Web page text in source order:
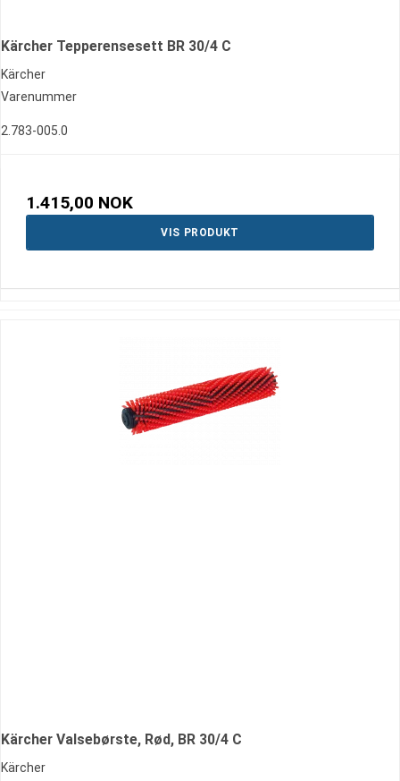
Kärcher Tepperensesett BR 30/4 C
Kärcher
Varenummer
2.783-005.0
1.415,00 NOK
VIS PRODUKT
Kärcher Valsebørste, Rød, BR 30/4 C
Kärcher